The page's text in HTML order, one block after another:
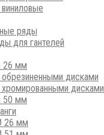
виниловые
ряды
для гантелей
26 мм
дисками
дисками
50 мм
26 мм